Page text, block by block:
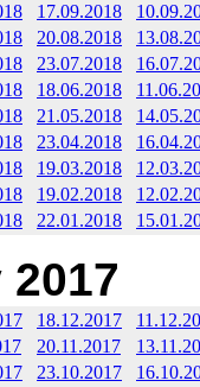
17.09.2018
20.08.2018
23.07.2018
18.06.2018
21.05.2018
23.04.2018
19.03.2018
19.02.2018
22.01.2018
18.12.2017
20.11.2017
23.10.2017